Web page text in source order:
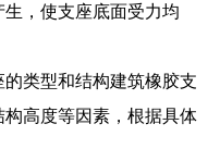
，使支座底面受力均
类型和结构建筑橡胶支
高度等因素，根据具体